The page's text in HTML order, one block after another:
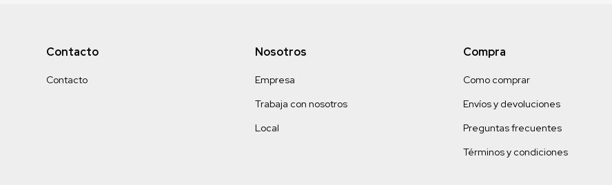
Contacto
Contacto
Nosotros
Empresa
Trabaja con nosotros
Local
Compra
Como comprar
Envíos y devoluciones
Preguntas frecuentes
Términos y condiciones